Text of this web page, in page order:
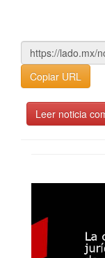
Copiar URL
Leer noticia